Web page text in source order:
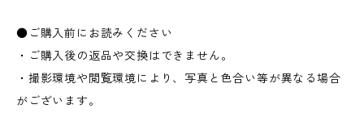
●ご購入前にお読みください
・ご購入後の返品や交換はできません。
・撮影環境や閲覧環境により、写真と色合い等が異なる場合
がございます。